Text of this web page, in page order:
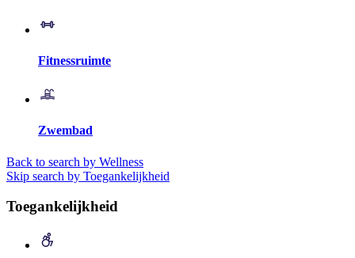
Fitnessruimte
Zwembad
Back to search by Wellness
Skip search by Toegankelijkheid
Toegankelijkheid